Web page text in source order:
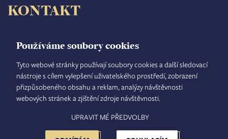
Používáme soubory cookies
Tyto webové stránky používají soubory cookies a další sledovací
nástroje s cílem vylepšení uživatelského prostředí, zobrazení
přizpůsobeného obsahu a reklam, analýzy návštěvnosti
webových stránek a zjištění zdroje návštěvnosti.
UPRAVIT MÉ PŘEDVOLBY
KONTAKT
Velké náměstí 35/44
500 03 Hradec Králové
tel.: +420 495 063 611
IČO: 00 44 51 34
DIČ: CZ 00 44 51 34
Číslo účtu: 1006010044/5500
FOOTER
TISKOVÝ MLUVČÍ INTRANET MAPA STRÁNEK
NASTAVENÍ COOKIES